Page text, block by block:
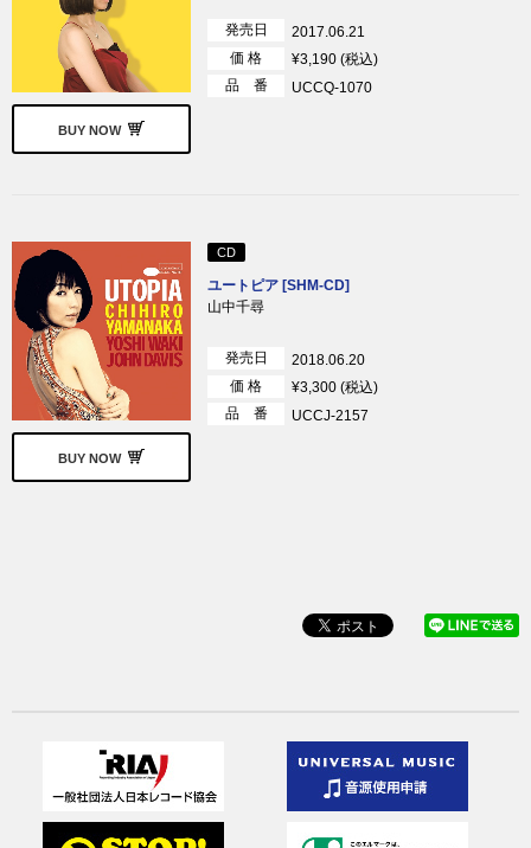
BUY NOW
発売日
2017.06.21
価 格
¥3,190 (税込)
品 番
UCCQ-1070
BUY NOW
CD
ユートピア [SHM-CD]
山中千尋
発売日
2018.06.20
価 格
¥3,300 (税込)
品 番
UCCJ-2157